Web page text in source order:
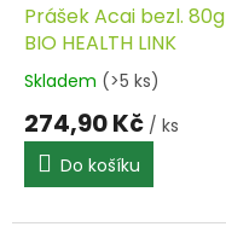
Prášek Acai bezl. 80g
BIO HEALTH LINK
Skladem (>5 ks)
274,90 Kč / ks
Do košíku